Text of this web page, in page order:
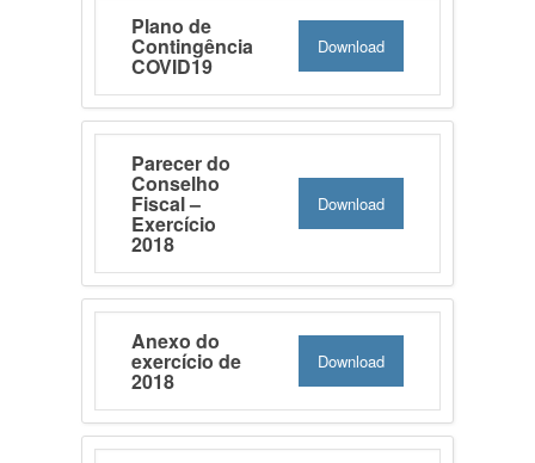
Plano de
Contingência
COVID19
Download
Parecer do
Conselho
Fiscal –
Exercício
2018
Download
Anexo do
exercício de
2018
Download